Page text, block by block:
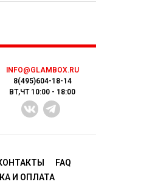
INFO@GLAMBOX.RU
8(495)604-18-14
ВТ,ЧТ 10:00 - 18:00
FAQ
И ОПЛАТА